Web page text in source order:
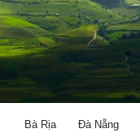
Bà Rịa Đà Nẵng